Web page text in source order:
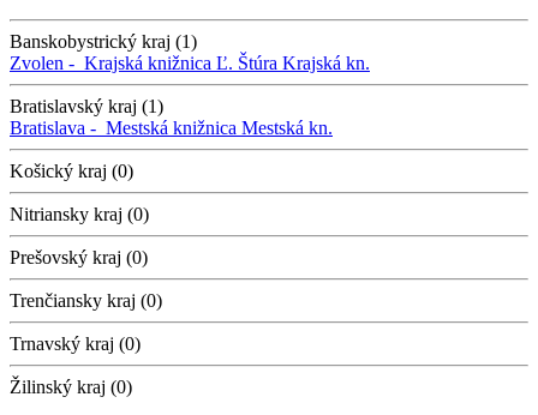
Banskobystrický kraj (1)
Zvolen - Krajská knižnica Ľ. Štúra Krajská kn.
Bratislavský kraj (1)
Bratislava - Mestská knižnica Mestská kn.
Košický kraj (0)
Nitriansky kraj (0)
Prešovský kraj (0)
Trenčiansky kraj (0)
Trnavský kraj (0)
Žilinský kraj (0)